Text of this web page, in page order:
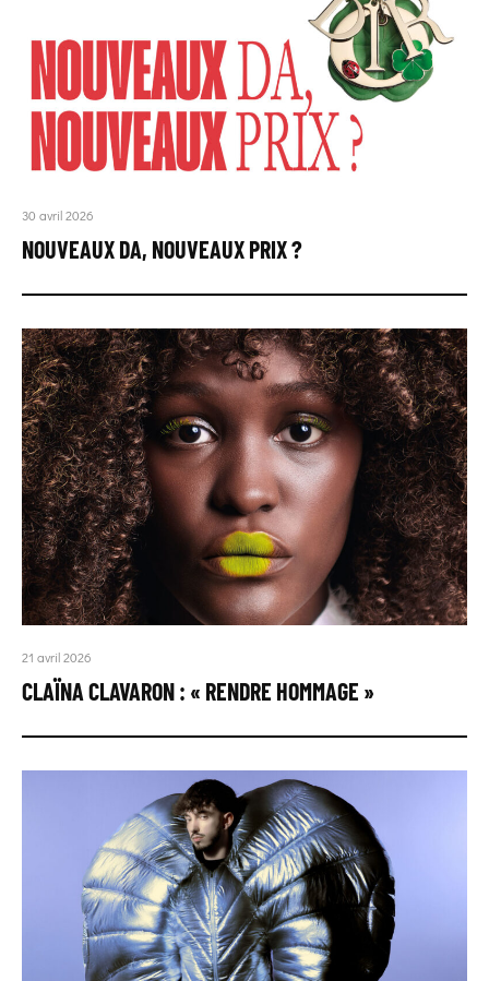
30 avril 2026
NOUVEAUX DA, NOUVEAUX PRIX ?
21 avril 2026
CLAÏNA CLAVARON : « RENDRE HOMMAGE »